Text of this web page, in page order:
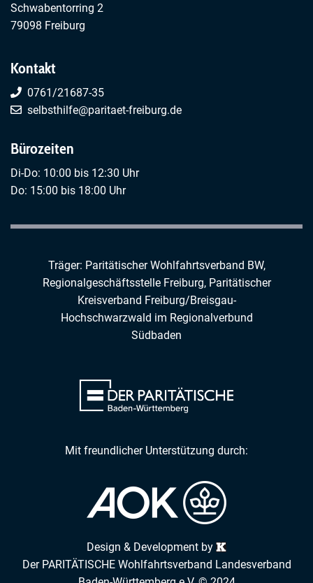
Schwabentorring 2
79098 Freiburg
Kontakt
0761/21687-35
selbsthilfe@paritaet-freiburg.de
Bürozeiten
Di-Do: 10:00 bis 12:30 Uhr
Do: 15:00 bis 18:00 Uhr
Träger: Paritätischer Wohlfahrtsverband BW,
Regionalgeschäftsstelle Freiburg, Paritätischer
Kreisverband Freiburg/Breisgau-
Hochschwarzwald im Regionalverbund
Südbaden
Mit freundlicher Unterstützung durch:
Design & Development by
Der PARITÄTISCHE Wohlfahrtsverband Landesverband